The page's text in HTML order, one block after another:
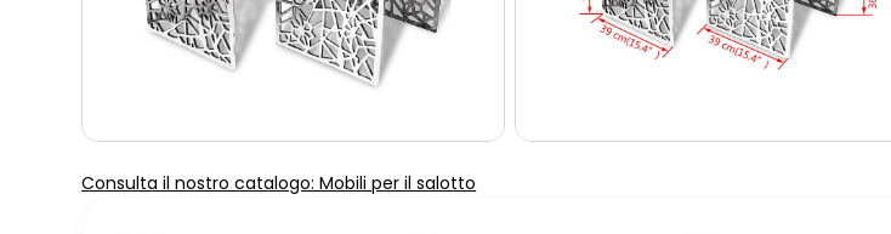
Consulta il nostro catalogo: Mobili per il salotto